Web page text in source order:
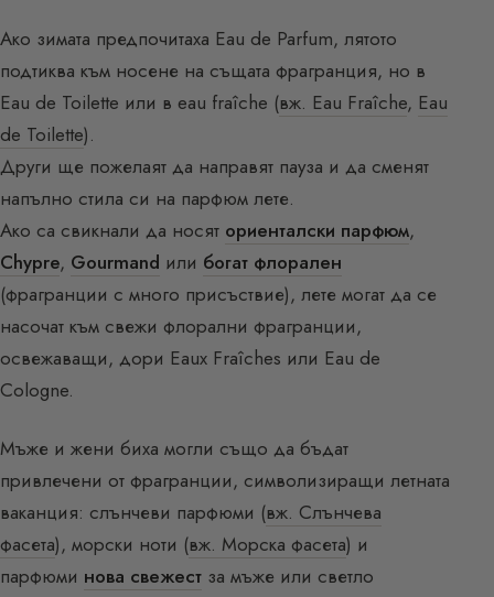
Ако зимата предпочитаха Eau de Parfum, лятото
подтиква към носене на същата фрагранция, но в
Eau de Toilette или в eau fraîche (вж. Eau Fraîche, Eau
de Toilette).
Други ще пожелаят да направят пауза и да сменят
напълно стила си на парфюм лете.
Ако са свикнали да носят ориенталски парфюм,
Chypre, Gourmand или богат флорален
(фрагранции с много присъствие), лете могат да се
насочат към свежи флорални фрагранции,
освежаващи, дори Eaux Fraîches или Eau de
Cologne.
Мъже и жени биха могли също да бъдат
привлечени от фрагранции, символизиращи летната
ваканция: слънчеви парфюми (вж. Слънчева
фасета), морски ноти (вж. Морска фасета) и
парфюми нова свежест за мъже или светло